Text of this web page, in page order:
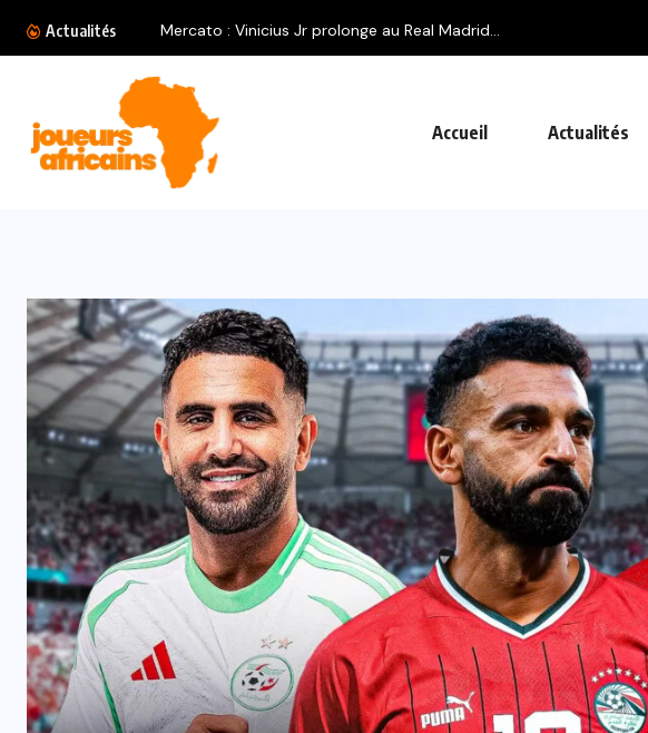
Actualités Mercato : Vinicius Jr prolonge au Real Madrid...
Accueil Actualités